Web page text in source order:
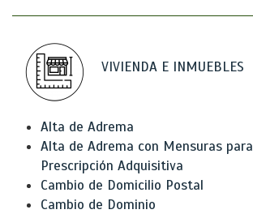
VIVIENDA E INMUEBLES
Alta de Adrema
Alta de Adrema con Mensuras para
Prescripción Adquisitiva
Cambio de Domicilio Postal
Cambio de Dominio